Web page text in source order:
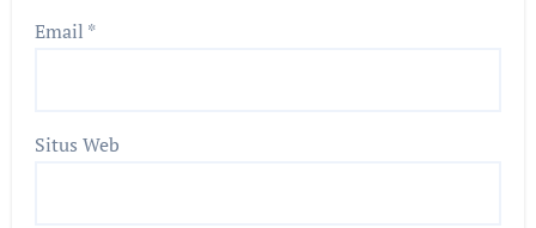
Email *
Situs Web